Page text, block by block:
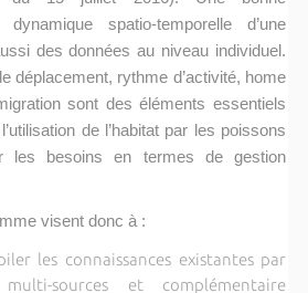
spatio-temporelle d’une
des données au niveau individuel.
déplacement, rythme d’activité, home
sont des éléments essentiels
de l’habitat par les poissons
les besoins en termes de gestion
visent donc à :
les connaissances existantes par
sources et complémentaire